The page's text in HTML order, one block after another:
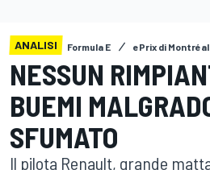
ANALISI Formula E ePrix di Montréal
NESSUN
BUEMI
SFUMATO
Il pilota Renault, grande